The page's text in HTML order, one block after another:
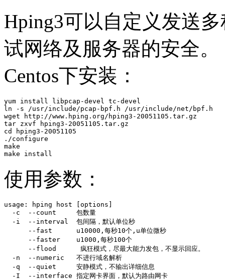
Hping3可以自定义发送
试网络及服务器的安全。
Centos下安装：
yum install libpcap-devel tc-devel
ln -s /usr/include/pcap-bpf.h /usr/include/net/bpf.h
wget http://www.hping.org/hping3-20051105.tar.gz
tar zxvf hping3-20051105.tar.gz
cd hping3-20051105
./configure
make
make install
使用参数：
usage: hping host [options]
  -c  --count     包数量
  -i  --interval  包间隔，默认单位秒
      --fast      u10000,每秒10个,u单位微秒
      --faster    u1000,每秒100个
      --flood      疯狂模式，尽最大能力发包，不显示回应。
  -n  --numeric   不进行域名解析
  -q  --quiet     安静模式，不输出详细信息
  -I  --interface 指定网卡界面，默认为路由网卡